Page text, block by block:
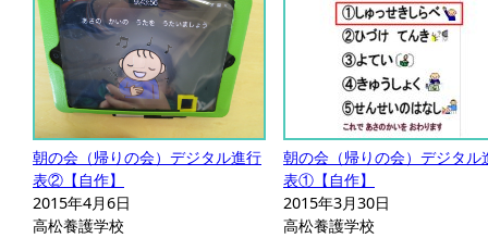
朝の会（帰りの会）デジタル進行
表②【自作】
2015年4月6日
高松養護学校
朝の会（帰りの会）デジタル
表①【自作】
2015年3月30日
高松養護学校